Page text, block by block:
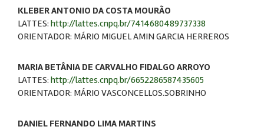
KLEBER ANTONIO DA COSTA MOURÃO
LATTES: http://lattes.cnpq.br/7414680489737338
ORIENTADOR: MÁRIO MIGUEL AMIN GARCIA HERREROS
MARIA BETÂNIA DE CARVALHO FIDALGO ARROYO
LATTES: http://lattes.cnpq.br/6652286587435605
ORIENTADOR: MÁRIO VASCONCELLOS.SOBRINHO
DANIEL FERNANDO LIMA MARTINS